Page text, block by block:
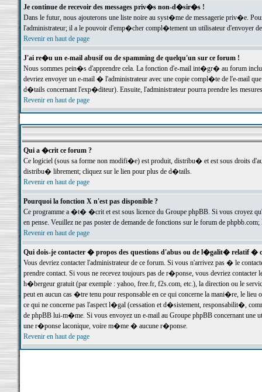
Je continue de recevoir des messages priv�s non-d�sir�s !
Dans le futur, nous ajouterons une liste noire au syst�me de messagerie priv�e.
l'administrateur; il a le pouvoir d'emp�cher compl�tement un utilisateur d'envoyer
Revenir en haut de page
J'ai re�u un e-mail abusif ou de spamming de quelqu'un sur ce forum !
Nous sommes pein�s d'apprendre cela. La fonction d'e-mail int�gr� au forum inclut
devriez envoyer un e-mail � l'administrateur avec une copie compl�te de l'e-mail
d�tails concernant l'exp�diteur). Ensuite, l'administrateur pourra prendre les
Revenir en haut de page
Qui a �crit ce forum ?
Ce logiciel (sous sa forme non modifi�e) est produit, distribu� et est sous droits
distribu� librement; cliquez sur le lien pour plus de d�tails.
Revenir en haut de page
Pourquoi la fonction X n'est pas disponible ?
Ce programme a �t� �crit et est sous licence du Groupe phpBB. Si vous croyez
en pense. Veuillez ne pas poster de demande de fonctions sur le forum de
Revenir en haut de page
Qui dois-je contacter � propos des questions d'abus ou de l�galit� relatif �
Vous devriez contacter l'administrateur de ce forum. Si vous n'arrivez pas � le
prendre contact. Si vous ne recevez toujours pas de r�ponse, vous devriez
h�bergeur gratuit (par exemple : yahoo, free.fr, f2s.com, etc.), la direction ou le
peut en aucun cas �tre tenu pour responsable en ce qui concerne la mani�re, le
ce qui ne concerne pas l'aspect l�gal (cessation et d�sistement, responsabilit�,
de phpBB lui-m�me. Si vous envoyez un e-mail au Groupe phpBB concernant une
une r�ponse laconique, voire m�me � aucune r�ponse.
Revenir en haut de page